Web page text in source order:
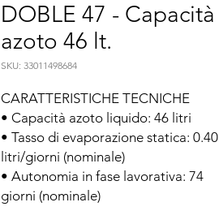
DOBLE 47 - Capacità
azoto 46 lt.
SKU: 33011498684
CARATTERISTICHE TECNICHE
• Capacità azoto liquido: 46 litri
• Tasso di evaporazione statica: 0.40
litri/giorni (nominale)
• Autonomia in fase lavorativa: 74
giorni (nominale)